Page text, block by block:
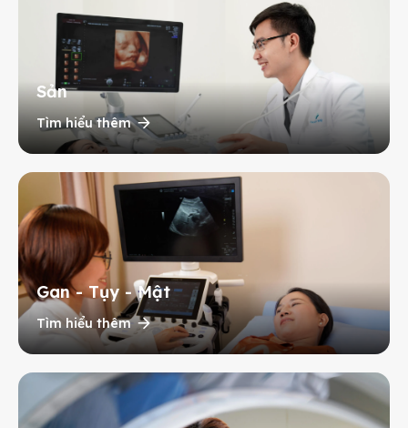
Sản
Tìm hiểu thêm
Gan - Tụy - Mật
Tìm hiểu thêm